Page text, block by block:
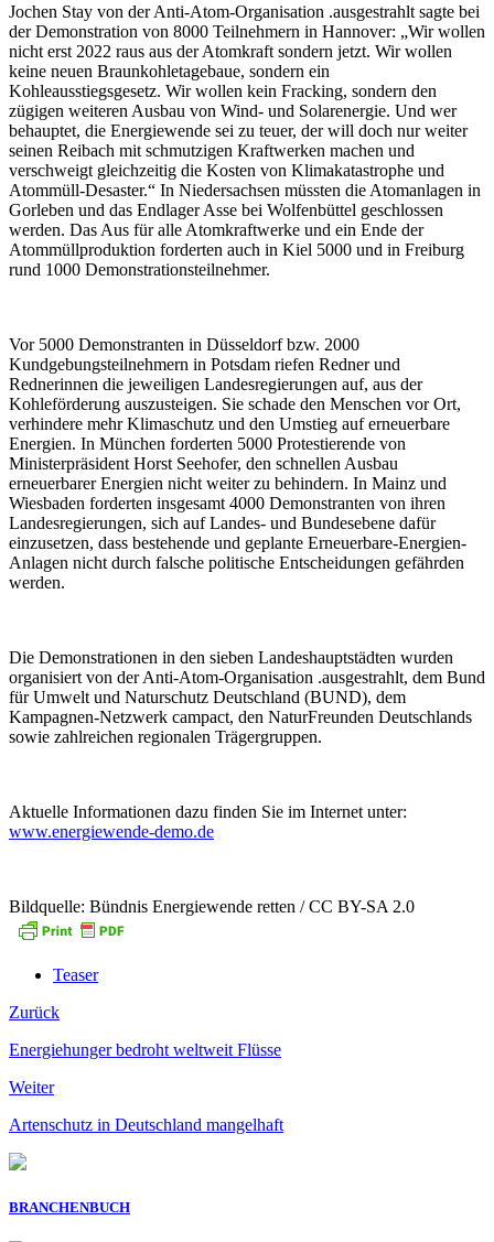
Jochen Stay von der Anti-Atom-Organisation .ausgestrahlt sagte bei
der Demonstration von 8000 Teilnehmern in Hannover: „Wir wollen
nicht erst 2022 raus aus der Atomkraft sondern jetzt. Wir wollen
keine neuen Braunkohletagebaue, sondern ein
Kohleausstiegsgesetz. Wir wollen kein Fracking, sondern den
zügigen weiteren Ausbau von Wind- und Solarenergie. Und wer
behauptet, die Energiewende sei zu teuer, der will doch nur weiter
seinen Reibach mit schmutzigen Kraftwerken machen und
verschweigt gleichzeitig die Kosten von Klimakatastrophe und
Atommüll-Desaster.“ In Niedersachsen müssten die Atomanlagen in
Gorleben und das Endlager Asse bei Wolfenbüttel geschlossen
werden. Das Aus für alle Atomkraftwerke und ein Ende der
Atommüllproduktion forderten auch in Kiel 5000 und in Freiburg
rund 1000 Demonstrationsteilnehmer.
Vor 5000 Demonstranten in Düsseldorf bzw. 2000
Kundgebungsteilnehmern in Potsdam riefen Redner und
Rednerinnen die jeweiligen Landesregierungen auf, aus der
Kohleförderung auszusteigen. Sie schade den Menschen vor Ort,
verhindere mehr Klimaschutz und den Umstieg auf erneuerbare
Energien. In München forderten 5000 Protestierende von
Ministerpräsident Horst Seehofer, den schnellen Ausbau
erneuerbarer Energien nicht weiter zu behindern. In Mainz und
Wiesbaden forderten insgesamt 4000 Demonstranten von ihren
Landesregierungen, sich auf Landes- und Bundesebene dafür
einzusetzen, dass bestehende und geplante Erneuerbare-Energien-
Anlagen nicht durch falsche politische Entscheidungen gefährden
werden.
Die Demonstrationen in den sieben Landeshauptstädten wurden
organisiert von der Anti-Atom-Organisation .ausgestrahlt, dem Bund
für Umwelt und Naturschutz Deutschland (BUND), dem
Kampagnen-Netzwerk campact, den NaturFreunden Deutschlands
sowie zahlreichen regionalen Trägergruppen.
Aktuelle Informationen dazu finden Sie im Internet unter:
www.energiewende-demo.de
Bildquelle: Bündnis Energiewende retten / CC BY-SA 2.0
Teaser
Zurück
Energiehunger bedroht weltweit Flüsse
Weiter
Artenschutz in Deutschland mangelhaft
BRANCHENBUCH